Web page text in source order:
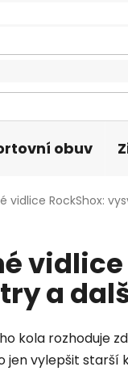
obuv
vidlice RockShox:
a
kola rozhoduje
vylepšit